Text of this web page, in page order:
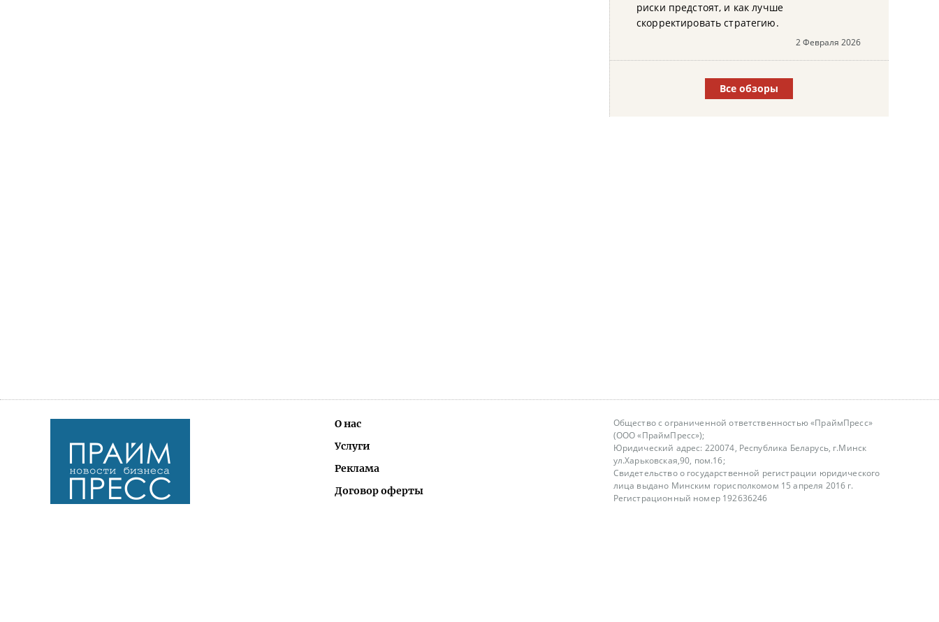
риски предстоят, и как лучше
скорректировать стратегию.
2 Февраля 2026
Все обзоры
О нас
Услуги
Реклама
Договор оферты
Общество с ограниченной ответственностью «ПраймПресс»
(ООО «ПраймПресс»);
Юридический адрес: 220074, Республика Беларусь, г.Минск
ул.Харьковская,90, пом.16;
Свидетельство о государственной регистрации юридического
лица выдано Минским горисполкомом 15 апреля 2016 г.
Регистрационный номер 192636246